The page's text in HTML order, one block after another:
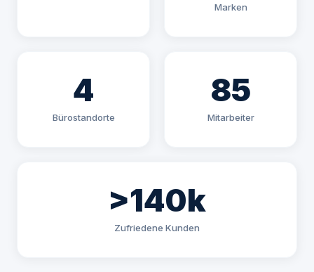
Marken
4
Bürostandorte
85
Mitarbeiter
>140k
Zufriedene Kunden